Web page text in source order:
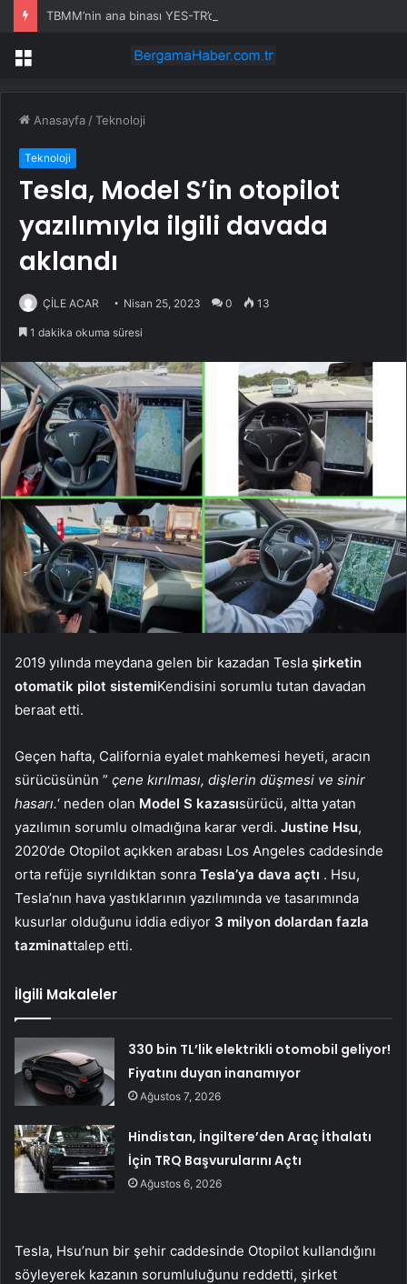
Menü
Anasayfa /Teknoloji
Teknoloji
Tesla, Model S’in otopilot
yazılımıyla ilgili davada
aklandı
ÇİLE ACAR Nisan 25, 2023 0 13
1 dakika okuma süresi
2019 yılında meydana gelen bir kazadan Tesla şirketin
otomatik pilot sistemiKendisini sorumlu tutan davadan
beraat etti.
Geçen hafta, California eyalet mahkemesi heyeti, aracın
sürücüsünün ” çene kırılması, dişlerin düşmesi ve sinir
hasarı.‘ neden olan Model S kazasısürücü, altta yatan
yazılımın sorumlu olmadığına karar verdi. Justine Hsu,
2020’de Otopilot açıkken arabası Los Angeles caddesinde
orta refüje sıyrıldıktan sonra Tesla’ya dava açtı . Hsu,
Tesla’nın hava yastıklarının yazılımında ve tasarımında
kusurlar olduğunu iddia ediyor 3 milyon dolardan fazla
tazminattalep etti.
İlgili Makaleler
330 bin TL’lik elektrikli otomobil geliyor!
Fiyatını duyan inanamıyor
Ağustos 7, 2026
Hindistan, İngiltere’den Araç İthalatı
İçin TRQ Başvurularını Açtı
Ağustos 6, 2026
Tesla, Hsu’nun bir şehir caddesinde Otopilot kullandığını
söyleyerek kazanın sorumluluğunu reddetti, şirket